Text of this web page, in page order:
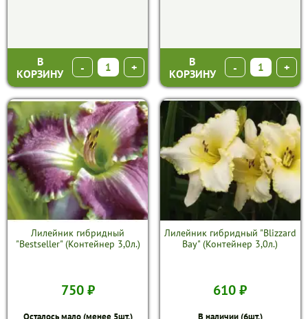
В
КОРЗИНУ
- +
В
КОРЗИНУ
- +
Лилейник гибридный
"Bestseller" (Контейнер 3,0л.)
750 ₽
Осталось мало (менее 5шт.)
Лилейник гибридный "Blizzard
Bay" (Контейнер 3,0л.)
610 ₽
В наличии (6шт.)